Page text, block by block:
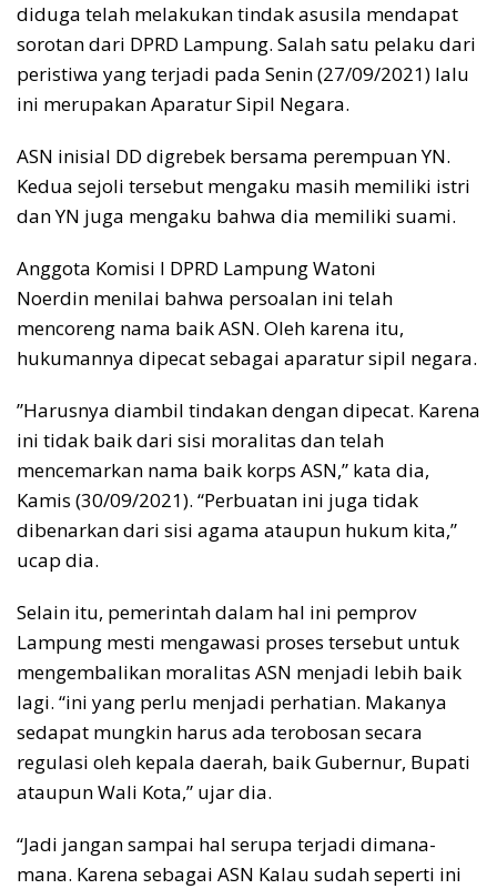
diduga telah melakukan tindak asusila mendapat
sorotan dari DPRD Lampung. Salah satu pelaku dari
peristiwa yang terjadi pada Senin (27/09/2021) lalu
ini merupakan Aparatur Sipil Negara.
ASN inisial DD digrebek bersama perempuan YN.
Kedua sejoli tersebut mengaku masih memiliki istri
dan YN juga mengaku bahwa dia memiliki suami.
Anggota Komisi I DPRD Lampung Watoni
Noerdin menilai bahwa persoalan ini telah
mencoreng nama baik ASN. Oleh karena itu,
hukumannya dipecat sebagai aparatur sipil negara.
”Harusnya diambil tindakan dengan dipecat. Karena
ini tidak baik dari sisi moralitas dan telah
mencemarkan nama baik korps ASN,” kata dia,
Kamis (30/09/2021). “Perbuatan ini juga tidak
dibenarkan dari sisi agama ataupun hukum kita,”
ucap dia.
Selain itu, pemerintah dalam hal ini pemprov
Lampung mesti mengawasi proses tersebut untuk
mengembalikan moralitas ASN menjadi lebih baik
lagi. “ini yang perlu menjadi perhatian. Makanya
sedapat mungkin harus ada terobosan secara
regulasi oleh kepala daerah, baik Gubernur, Bupati
ataupun Wali Kota,” ujar dia.
“Jadi jangan sampai hal serupa terjadi dimana-
mana. Karena sebagai ASN Kalau sudah seperti ini